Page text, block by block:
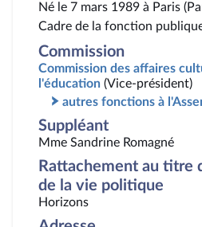
Né le 7 mars 1989 à Paris
Cadre de la fonction
Commission
Commission des affaires
l'éducation (Vice-président)
autres fonctions à
Suppléant
Mme Sandrine Romagné
Rattachement au titre
de la vie politique
Horizons